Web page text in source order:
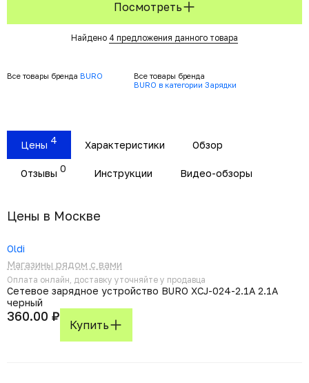
Посмотреть
Найдено 4 предложения данного товара
Все товары бренда BURO
Все товары бренда
BURO в категории Зарядки
Цены 4 Характеристики Обзор
Отзывы 0 Инструкции Видео-обзоры
Цены в Москвe
Oldi
Магазины рядом с вами
Оплата онлайн, доставку уточняйте у продавца
Сетевое зарядное устройство BURO XCJ-024-2.1A 2.1A
черный
360.00 ₽
Купить